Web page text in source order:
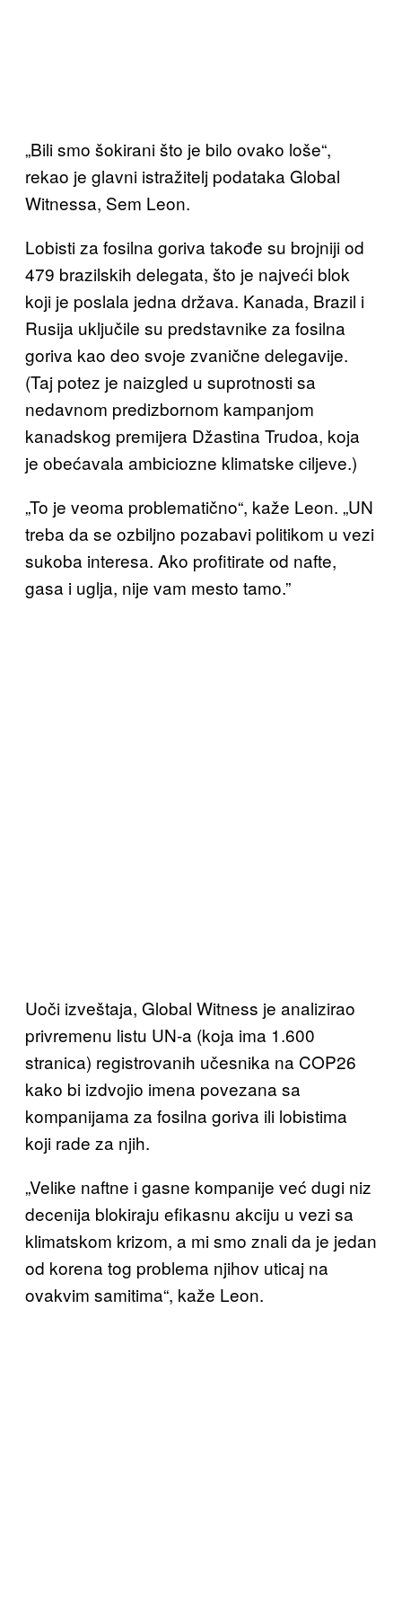
„Bili smo šokirani što je bilo ovako loše“,
rekao je glavni istražitelj podataka Global
Witnessa, Sem Leon.
Lobisti za fosilna goriva takođe su brojniji od
479 brazilskih delegata, što je najveći blok
koji je poslala jedna država. Kanada, Brazil i
Rusija uključile su predstavnike za fosilna
goriva kao deo svoje zvanične delegavije.
(Taj potez je naizgled u suprotnosti sa
nedavnom predizbornom kampanjom
kanadskog premijera Džastina Trudoa, koja
je obećavala ambiciozne klimatske ciljeve.)
„To je veoma problematično“, kaže Leon. „UN
treba da se ozbiljno pozabavi politikom u vezi
sukoba interesa. Ako profitirate od nafte,
gasa i uglja, nije vam mesto tamo.”
Uoči izveštaja, Global Witness je analizirao
privremenu listu UN-a (koja ima 1.600
stranica) registrovanih učesnika na COP26
kako bi izdvojio imena povezana sa
kompanijama za fosilna goriva ili lobistima
koji rade za njih.
„Velike naftne i gasne kompanije već dugi niz
decenija blokiraju efikasnu akciju u vezi sa
klimatskom krizom, a mi smo znali da je jedan
od korena tog problema njihov uticaj na
ovakvim samitima“, kaže Leon.